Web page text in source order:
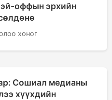
оффын эрхийн
хоног
Сошиал медианы
хүүхдийн